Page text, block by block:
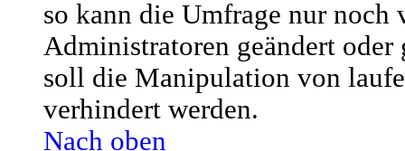
so kann die Umfrage nur noch
Administratoren geändert oder
soll die Manipulation von
verhindert werden.
Nach oben